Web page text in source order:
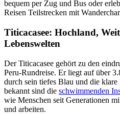
bequem per Zug und Bus oder
Reisen Teilstrecken mit
Titicacasee: Hochland,
Lebenswelten
Der Titicacasee gehört zu den
Peru-Rundreise. Er liegt auf über
durch sein tiefes Blau und die
bekannt sind die schwimmenden
wie Menschen seit Generationen
und arbeiten.